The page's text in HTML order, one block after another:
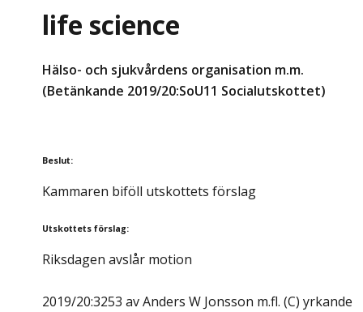
life science
Hälso- och sjukvårdens organisation m.m.
(Betänkande 2019/20:SoU11 Socialutskottet)
Beslut:
Kammaren biföll utskottets förslag
Utskottets förslag:
Riksdagen avslår motion
2019/20:3253 av Anders W Jonsson m.fl. (C) yrkande